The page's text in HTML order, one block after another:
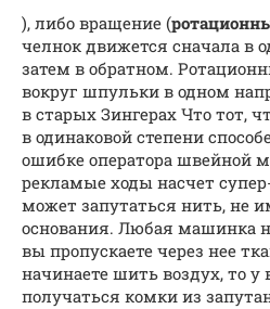
), либо вращение (
челнок движется сначала в
затем в обратном.
вокруг шпульки в одном
в старых Зингерах Что тот,
в одинаковой степени
ошибке оператора швейной
рекламые ходы насчет
может запутаться нить, не
основания. Любая машинка
вы пропускаете через нее
начинаете шить воздух, то у
получаться комки из